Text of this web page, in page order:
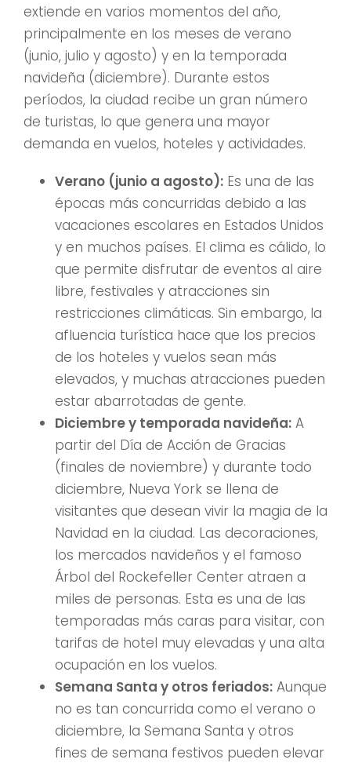
extiende en varios momentos del año,
principalmente en los meses de verano
(junio, julio y agosto) y en la temporada
navideña (diciembre). Durante estos
períodos, la ciudad recibe un gran número
de turistas, lo que genera una mayor
demanda en vuelos, hoteles y actividades.
Verano (junio a agosto): Es una de las
épocas más concurridas debido a las
vacaciones escolares en Estados Unidos
y en muchos países. El clima es cálido, lo
que permite disfrutar de eventos al aire
libre, festivales y atracciones sin
restricciones climáticas. Sin embargo, la
afluencia turística hace que los precios
de los hoteles y vuelos sean más
elevados, y muchas atracciones pueden
estar abarrotadas de gente.
Diciembre y temporada navideña: A
partir del Día de Acción de Gracias
(finales de noviembre) y durante todo
diciembre, Nueva York se llena de
visitantes que desean vivir la magia de la
Navidad en la ciudad. Las decoraciones,
los mercados navideños y el famoso
Árbol del Rockefeller Center atraen a
miles de personas. Esta es una de las
temporadas más caras para visitar, con
tarifas de hotel muy elevadas y una alta
ocupación en los vuelos.
Semana Santa y otros feriados: Aunque
no es tan concurrida como el verano o
diciembre, la Semana Santa y otros
fines de semana festivos pueden elevar